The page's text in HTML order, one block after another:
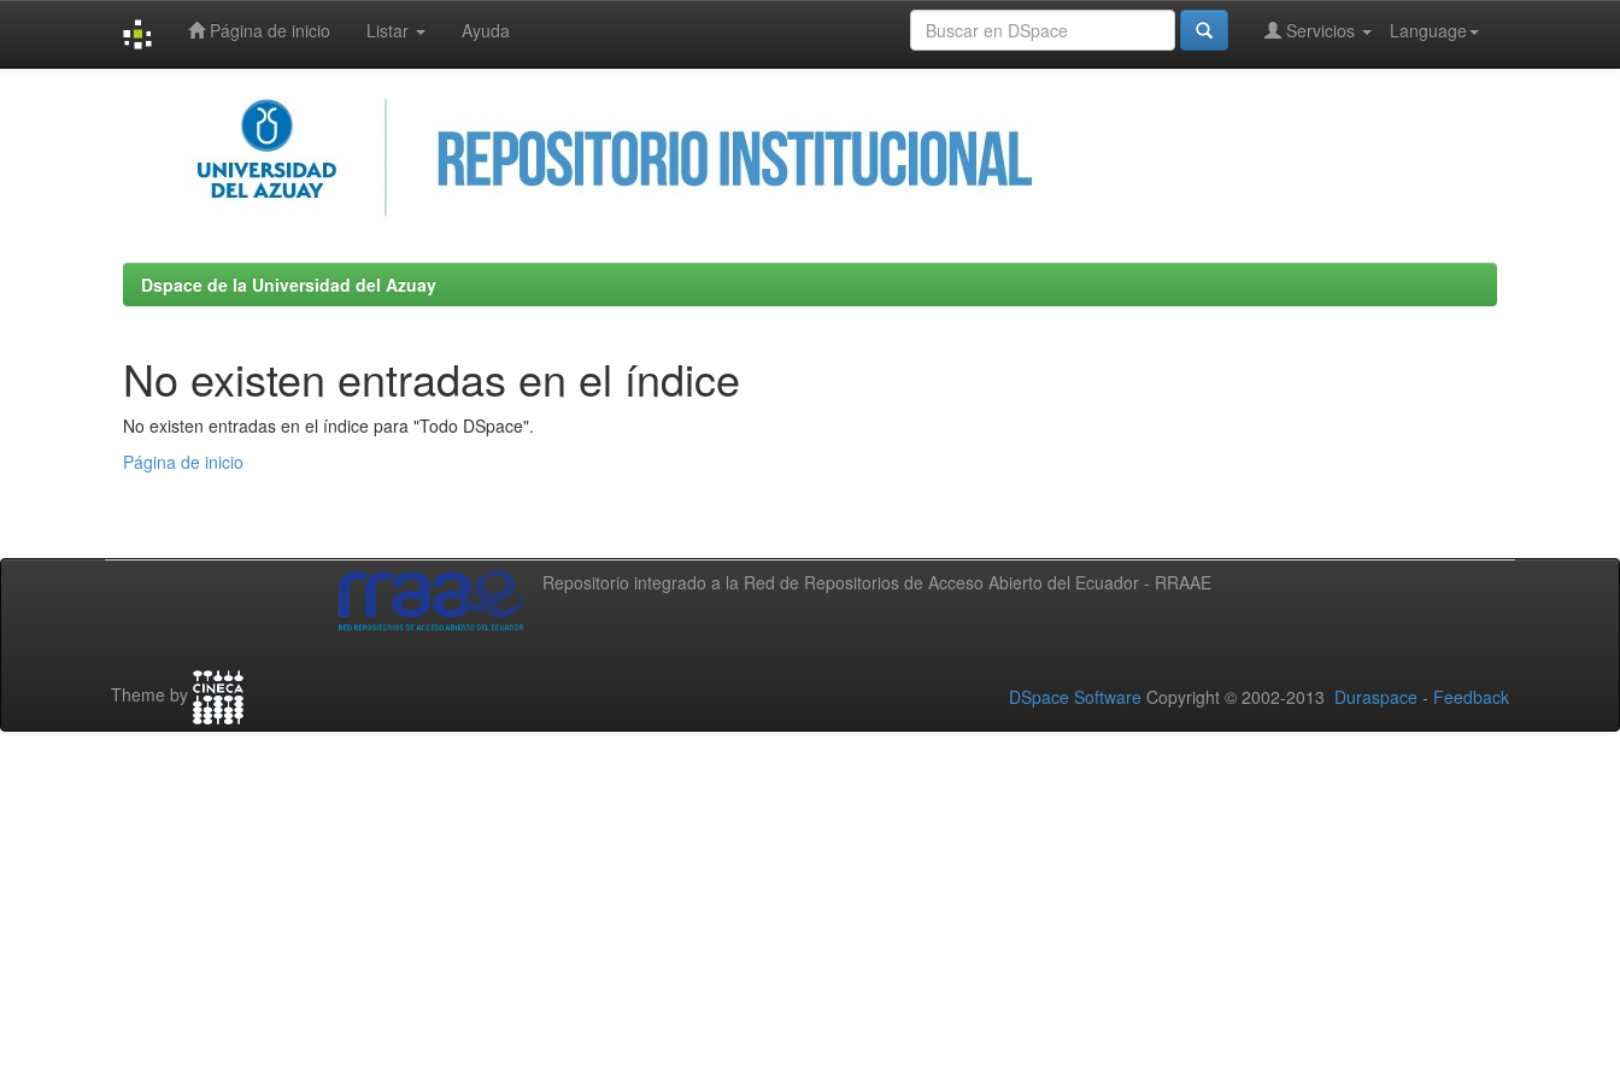
Página de inicio Listar Ayuda Language
Servicios
Dspace de la Universidad del Azuay
No existen entradas en el índice
No existen entradas en el índice para "Todo DSpace".
Página de inicio
Repositorio integrado a la Red de Repositorios de Acceso Abierto del Ecuador - RRAAE
Theme by DSpace Software Copyright © 2002-2013 Duraspace - Feedback